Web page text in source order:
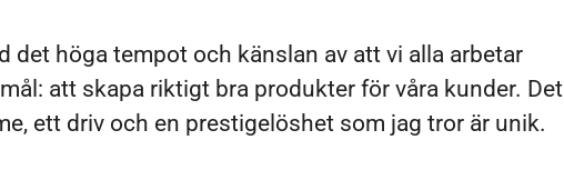
det höga tempot och känslan av att vi alla arbetar
att skapa riktigt bra produkter för våra kunder. Det
ett driv och en prestigelöshet som jag tror är unik.